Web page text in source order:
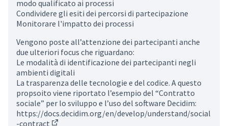
modo qualificato ai processi
Condividere gli esiti dei percorsi di partecipazione
Monitorare l'impatto dei processi
Vengono poste all’attenzione dei partecipanti anche
due ulteriori focus che riguardano:
Le modalità di identificazione dei partecipanti negli
ambienti digitali
La trasparenza delle tecnologie e del codice. A questo
propsoito viene riportato l’esempio del “Contratto
sociale” per lo sviluppo e l’uso del software Decidim:
https://docs.decidim.org/en/develop/understand/social
-contract